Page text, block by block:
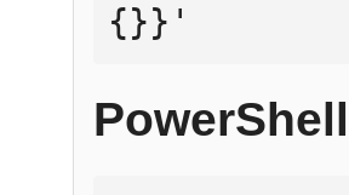
{}}'
PowerShell